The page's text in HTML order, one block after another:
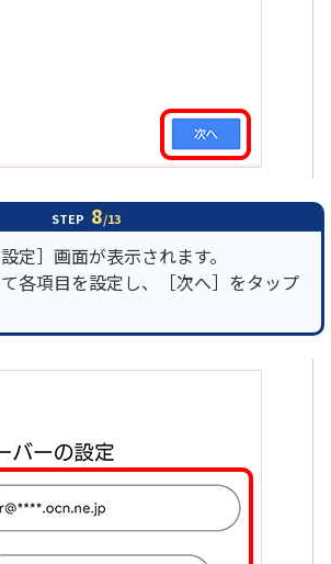
STEP 8/13
定］画面が表示されます。
各項目を設定し、［次へ］をタップ